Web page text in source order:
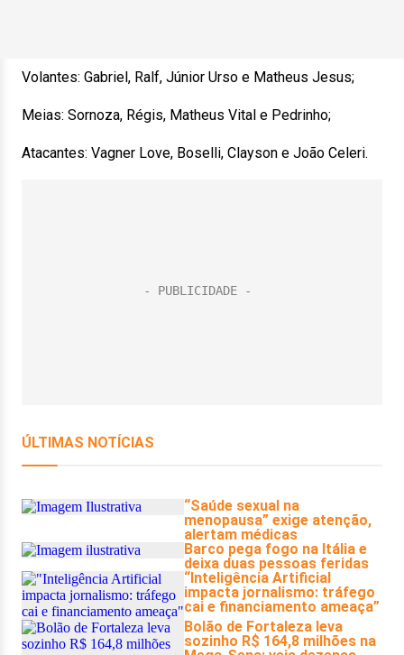
Volantes: Gabriel, Ralf, Júnior Urso e Matheus Jesus;
Meias: Sornoza, Régis, Matheus Vital e Pedrinho;
Atacantes: Vagner Love, Boselli, Clayson e João Celeri.